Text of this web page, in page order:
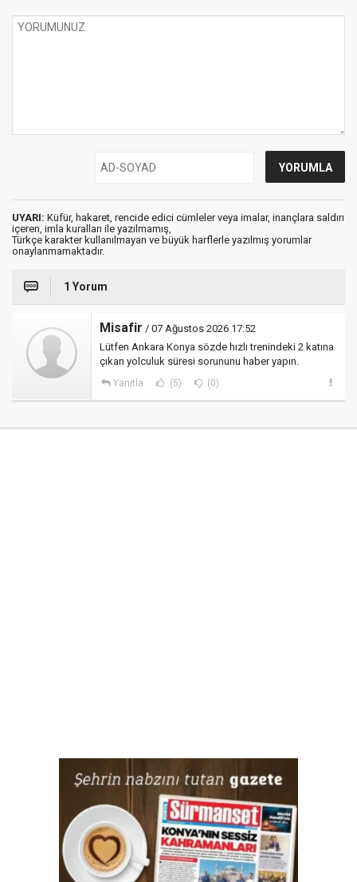
UYARI: Küfür, hakaret, rencide edici cümleler veya imalar, inançlara saldırı
içeren, imla kuralları ile yazılmamış,
Türkçe karakter kullanılmayan ve büyük harflerle yazılmış yorumlar
onaylanmamaktadır.
1 Yorum
Misafir / 07 Ağustos 2026 17:52
Lütfen Ankara Konya sözde hızlı trenindeki 2 katına
çıkan yolculuk süresi sorununu haber yapın.
Yanıtla (5) (0)